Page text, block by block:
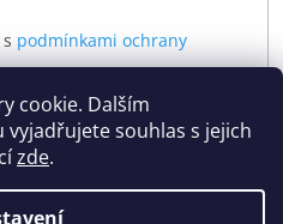
cookie. Dalším
souhlas s jejich
zde.
podmínkami ochrany